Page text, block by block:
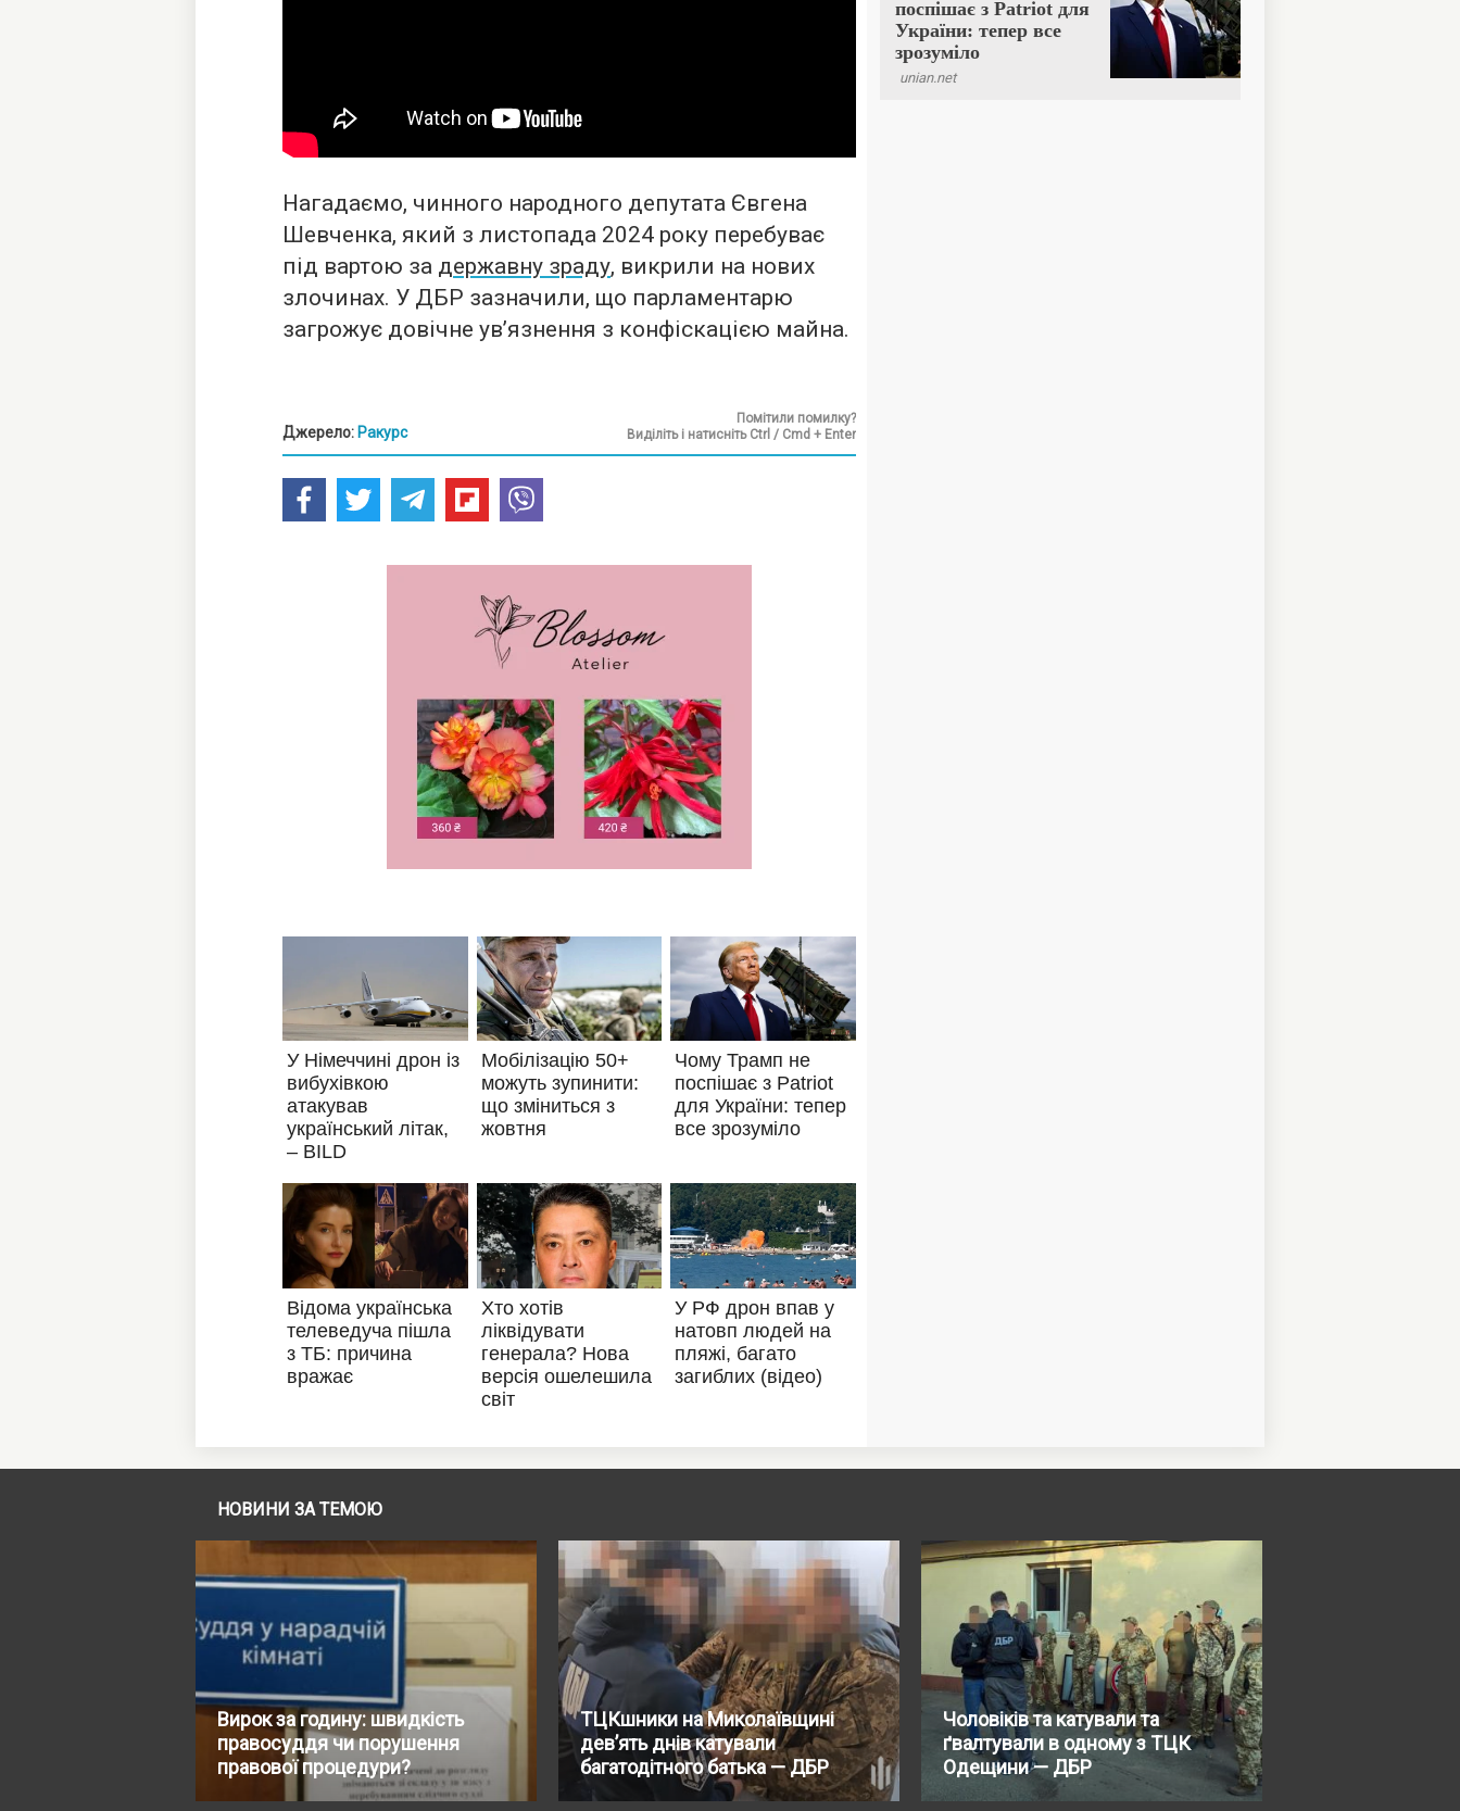
Нагадаємо, чинного народного депутата Євгена
Шевченка, який з листопада 2024 року перебуває
під вартою за державну зраду, викрили на нових
злочинах. У ДБР зазначили, що парламентарю
загрожує довічне ув’язнення з конфіскацією майна.
Джерело: Ракурс
Помітили помилку?
Виділіть і натисніть Ctrl / Cmd + Enter
НОВИНИ ЗА ТЕМОЮ
Вирок за годину: швидкість
правосуддя чи порушення
правової процедури?
ТЦКшники на Миколаївщині
дев’ять днів катували
багатодітного батька — ДБР
Чоловіків та катували та
ґвалтували в одному з ТЦК
Одещини — ДБР